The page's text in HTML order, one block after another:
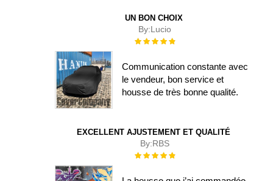
UN BON CHOIX
By:Lucio
Évaluation :
Communication constante avec
le vendeur, bon service et
housse de très bonne qualité.
EXCELLENT AJUSTEMENT ET QUALITÉ
By:RBS
Évaluation :